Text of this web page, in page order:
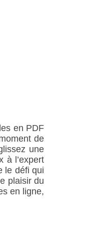
en PDF
de
une
à l’expert
le défi qui
plaisir du
en ligne,